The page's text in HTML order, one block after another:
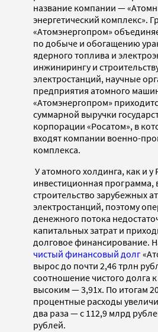
название компании —
энергетический комплекс».
«Атомэнергопром»
по добыче и обогащению
ядерного топлива и
инжинирингу и
электростанций, научные
предприятия атомного
«Атомэнергопром»
суммарной выручки
корпорации «Росатом», в
входят компании военно-
комплекса.
У атомного холдинга, как и
инвестиционная программа,
строительство зарубежных
электростанций, поэтому
денежного потока
капитальных затрат и
долговое финансирование.
чистый финансовый долг
вырос до почти 2,46 трлн
соотношение чистого долга к
высоким — 3,91х. По итогам
процентные расходы
два раза — с 112,9 млрд
рублей.